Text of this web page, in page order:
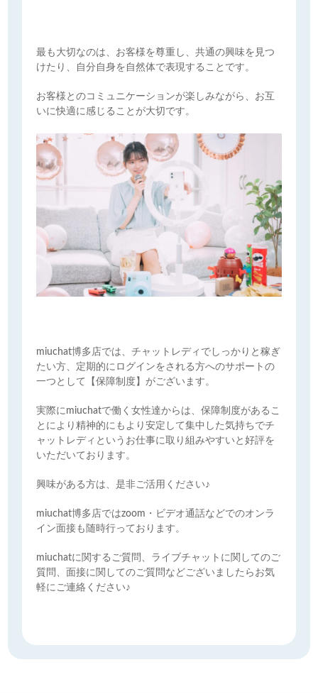
最も大切なのは、お客様を尊重し、共通の興味を見つ
けたり、自分自身を自然体で表現することです。
お客様とのコミュニケーションが楽しみながら、お互
いに快適に感じることが大切です。
miuchat博多店では、チャットレディでしっかりと稼ぎ
たい方、定期的にログインをされる方へのサポートの
一つとして【保障制度】がございます。
実際にmiuchatで働く女性達からは、保障制度があるこ
とにより精神的にもより安定して集中した気持ちでチ
ャットレディというお仕事に取り組みやすいと好評を
いただいております。
興味がある方は、是非ご活用ください♪
miuchat博多店ではzoom・ビデオ通話などでのオンラ
イン面接も随時行っております。
miuchatに関するご質問、ライブチャットに関してのご
質問、面接に関してのご質問などございましたらお気
軽にご連絡ください♪